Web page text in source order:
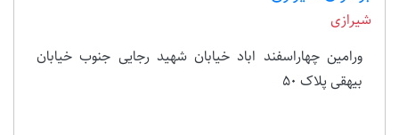
شیرازی
ورامین چهاراسفند اباد خیابان شهید رجایی جنوب خیابان
بیهقی پلاک 50